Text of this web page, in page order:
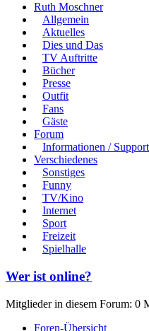
Ruth Moschner
Allgemein
Aktuelles
Dies und Das
TV Auftritte
Bücher
Presse
Outfit
Fans
Gäste
Forum
Informationen / Support
Verschiedenes
Sonstiges
Funny
TV/Kino
Internet
Sport
Freizeit
Spielhalle
Wer ist online?
Mitglieder in diesem Forum: 0
Foren-Übersicht